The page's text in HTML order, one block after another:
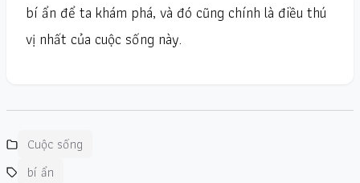
bí ẩn để ta khám phá, và đó cũng chính là điều thú
vị nhất của cuộc sống này.
Cuộc sống
bí ẩn